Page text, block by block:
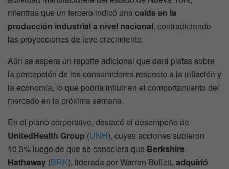
mientras que un tercero indicó unacaída en la
producción industrial a nivel nacional, contradiciendo
las proyecciones de leve crecimiento.
Aún se espera un reporte adicional que dará pistas sobre
la percepción de los consumidores respecto a la inflación y
la economía, lo que podría influir en el comportamiento del
mercado en la próxima semana.
En el plano corporativo, destacó el desempeño de
UnitedHealth Group (UNH), cuyas acciones subieron
10,3% luego de que se conociera que Berkshire
Hathaway (BRK), liderada por Warren Buffett, adquirió